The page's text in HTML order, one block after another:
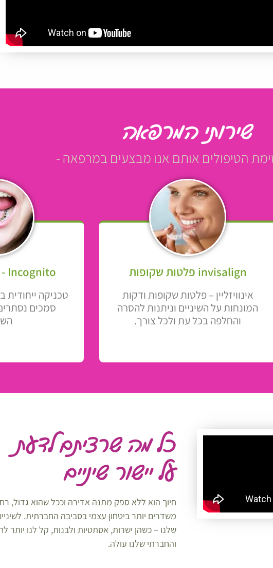
שירותי המרפאה
הטיפולים אותם אנו מבצעים במרפאה -
invisalign פלטות שקופות
אינוויזליין – פלטות שקופות ודקות
המונחות על השיניים וניתנות להסרה
והחלפה בכל עת ולכל צורך.
Incognito - טיפול לינגואלי
טכניקה
סמכים
כל מה שרציתם לדעת
על יישור שיניים
חיוך הוא ללא ספק מתנה אדירה וככל שהוא גדול,
משדרים יותר ביטחון עצמי בסביבה החברתית.
שלנו – כשהן ישרות, אסתטיות ולבנות, קל לנו יותר
והחברתי שלנו עולה.